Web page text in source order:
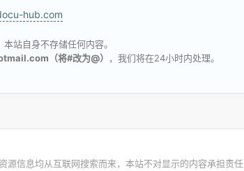
hub.com
站自身不存储任何内容。
（将#改为@） ，我们将在24小时内处理。
源信息均从互联网搜索而来，本站不对显示的内容承担责任